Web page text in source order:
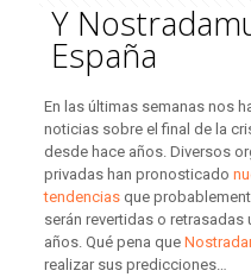
Y
España
En las últimas semanas nos
noticias sobre el final de la
desde hace años. Diversos
privadas han pronosticado
tendenciasque
serán revertidas o
años. Qué pena que
realizar sus predicciones…